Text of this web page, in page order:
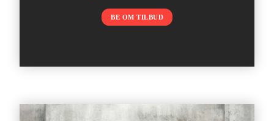
BE OM TILBUD